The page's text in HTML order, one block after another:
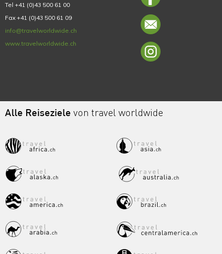
Tel +41 (0)43 500 61 00
Fax +41 (0)43 500 61 09
info@travelworldwide.ch
www.travelworldwide.ch
Alle Reiseziele von travel worldwide